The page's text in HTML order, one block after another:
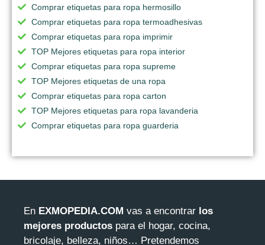
Comprar etiquetas para ropa hermosillo
Comprar etiquetas para ropa termoadhesivas
Comprar etiquetas para ropa imprimir
TOP Mejores etiquetas para ropa interior
Comprar etiquetas para ropa supreme
TOP Mejores etiquetas de una ropa
Comprar etiquetas para ropa carton
TOP Mejores etiquetas para ropa lavanderia
Comprar etiquetas para ropa guarderia
En EXMOPEDIA.COM vas a encontrar los
mejores productos para el hogar, cocina,
bricolaje, belleza, niños… Pretendemos